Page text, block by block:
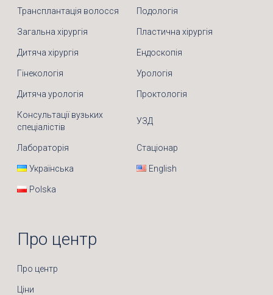
Трансплантація волосся Подологія
Загальна хірургія Пластична хірургія
Дитяча хірургія Ендоскопія
Гінекологія Урологія
Дитяча урологія Проктологія
Консультації вузьких
спеціалістів
УЗД
Лабораторія Стаціонар
Українська English
Polska
Про центр
Про центр
Ціни